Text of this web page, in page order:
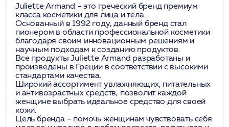
Juliette Armand – это греческий бренд премиум
класса косметики для лица и тела.
Основанный в 1992 году, данный бренд стал
пионером в области профессиональной косметики
благодаря своим инновационным решениям и
научным подходам к созданию продуктов.
Все продукты Juliette Armand разработаны и
произведены в Греции в соответствии с высокими
стандартами качества.
Широкий ассортимент увлажняющих, питательных
и антивозрастных средств, позволит каждой
женщине выбрать идеальное средство для своей
кожи.
Цель бренда – помочь женщинам чувствовать себя